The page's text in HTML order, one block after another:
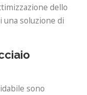
dello
una soluzione di
sono